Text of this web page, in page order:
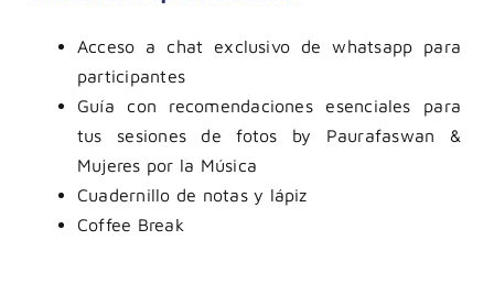
Acceso a chat exclusivo de whatsapp para
participantes
Guía con recomendaciones esenciales para
tus sesiones de fotos by Paurafaswan &
Mujeres por la Música
Cuadernillo de notas y lápiz
Coffee Break